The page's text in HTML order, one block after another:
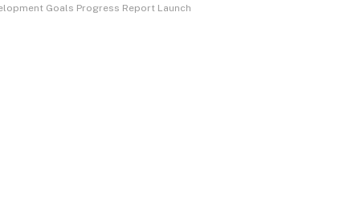
Goals Progress Report Launch